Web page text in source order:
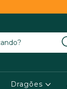
Dragões